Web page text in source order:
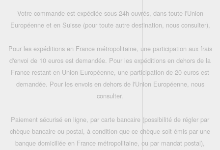
Votre commande est expédiée sous 24h ouvrés, dans toute l'Union
Européenne et en Suisse (pour toute autre destination, nous consulter),
Pour les expéditions en France métropolitaine, une participation aux frais
d'envoi de 10 euros est demandée. Pour les expéditions en dehors de la
France restant en Union Européenne, une participation de 20 euros est
demandée. Pour les envois en dehors de l'Union Européenne, nous
consulter.
Paiement sécurisé en ligne, par carte bancaire (possibilité de régler par
chèque bancaire ou postal, à condition que ce chèque soit émis par une
banque domiciliée en France métropolitaine, ou par mandat postal),